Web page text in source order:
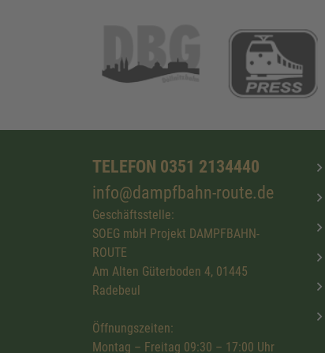
TELEFON 0351 2134440
info@dampfbahn-route.de
Geschäftsstelle:
SOEG mbH Projekt DAMPFBAHN-
ROUTE
Am Alten Güterboden 4, 01445
Radebeul
Öffnungszeiten:
Montag – Freitag 09:30 – 17:00 Uhr